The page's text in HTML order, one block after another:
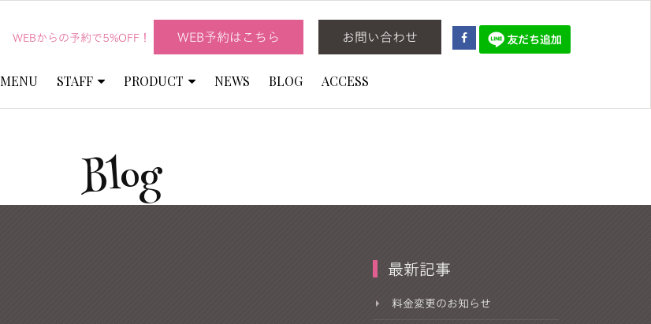
WEBからの予約で5%OFF！ WEB予約はこちら お問い合わせ
MENU STAFF PRODUCT NEWS BLOG ACCESS
Blog
最新記事
料金変更のお知らせ